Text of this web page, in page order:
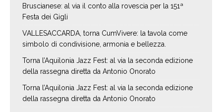
Bruscianese: al via il conto alla rovescia per la 151ª
Festa dei Gigli
VALLESACCARDA, torna CumVivere: la tavola come
simbolo di condivisione, armonia e bellezza.
Torna l’Aquilonia Jazz Fest: al via la seconda edizione
della rassegna diretta da Antonio Onorato
Torna l’Aquilonia Jazz Fest: al via la seconda edizione
della rassegna diretta da Antonio Onorato